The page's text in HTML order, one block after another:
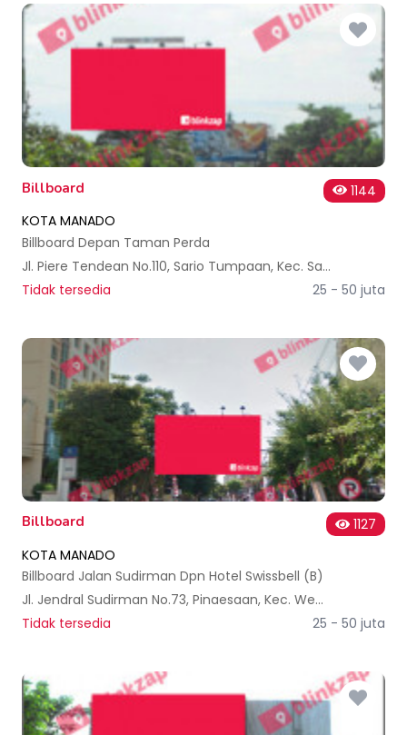
Billboard
1144
KOTA MANADO
Billboard Depan Taman Perda
Jl. Piere Tendean No.110, Sario Tumpaan, Kec. Sario, Kota Manado, Sulawesi Utara, Indonesia
Tidak tersedia
25 - 50 juta
Billboard
1127
KOTA MANADO
Billboard Jalan Sudirman Dpn Hotel Swissbell (B)
Jl. Jendral Sudirman No.73, Pinaesaan, Kec. Wenang, Kota Manado, Sulawesi Utara, Indonesia
Tidak tersedia
25 - 50 juta